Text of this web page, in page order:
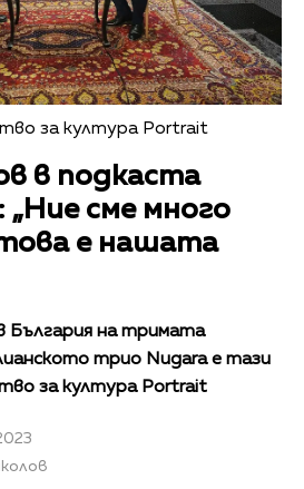
за култура Portrait
в подкаста
„Ние сме много
е нашата
България на тримата
трио Nugara е тази
за култура Portrait